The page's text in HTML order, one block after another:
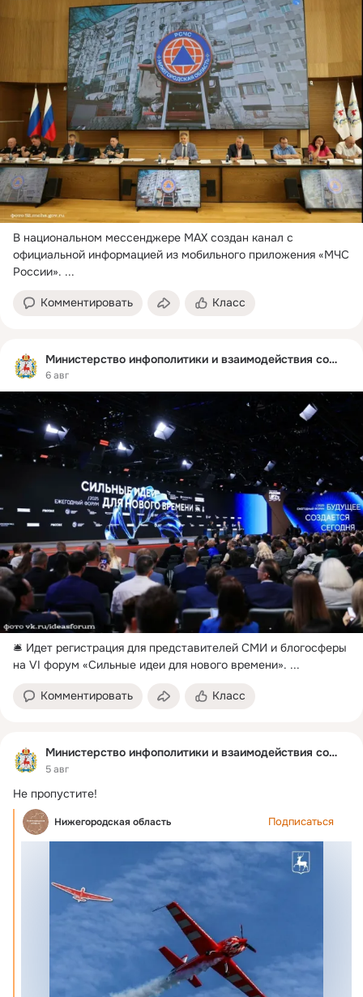
В национальном мессенджере МАХ создан канал с
официальной информацией из мобильного приложения «МЧС
России». ...
Комментировать Класс
Министерство инфополитики и взаимодействия со СМИ
6 авг
🛎 Идет регистрация для представителей СМИ и блогосферы
на VI форум «Сильные идеи для нового времени». ...
Комментировать Класс
Министерство инфополитики и взаимодействия со СМИ
5 авг
Не пропустите!
Нижегородская область Подписаться